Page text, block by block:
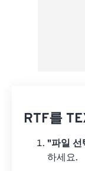
RTF를
"파일 선
하세요.